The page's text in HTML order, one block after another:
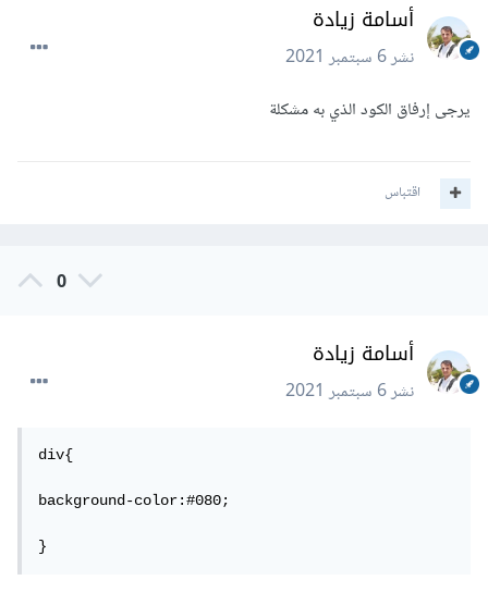
أسامة زيادة
نشر6 سبتمبر 2021
يرجى إرفاق الكود الذي به مشكلة
اقتباس
0
أسامة زيادة
نشر6 سبتمبر 2021
div{
background-color:#080;